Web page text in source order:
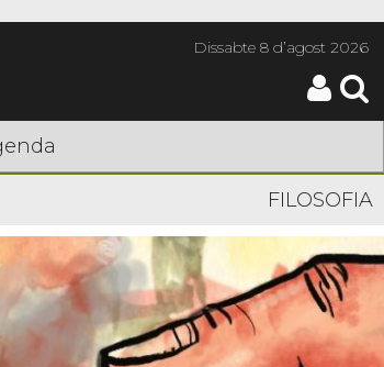
Dissabte8 d’agost 2026
FILOSOFIA